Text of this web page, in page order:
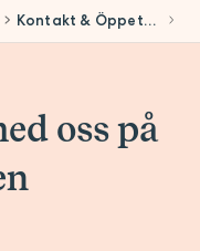
Kontakt & Öppettider
oss på